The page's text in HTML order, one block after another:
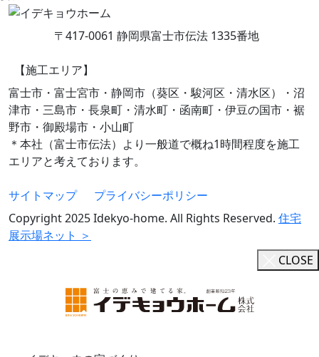
〒417-0061 静岡県富士市伝法 1335番地
【施工エリア】
富士市・富士宮市・静岡市（葵区・駿河区・清水区）・沼
津市・三島市・長泉町・清水町・函南町・伊豆の国市・裾
野市・御殿場市・小山町
＊本社（富士市伝法）より一般道で概ね1時間程度を施工
エリアと考えております。
サイトマップ
プライバシーポリシー
Copyright 2025 Idekyo-home. All Rights Reserved. 住宅
展示場ネット ＞
CLOSE